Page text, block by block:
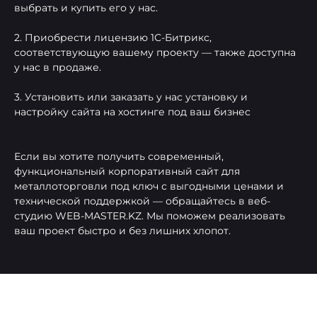
выбрать и купить его у нас.
2. Приобрести лицензию 1С-Битрикс,
соответствующую вашему проекту — также доступна
у нас в продаже.
3. Установить или заказать у нас установку и
настройку сайта на хостинге под ваш бизнес
Если вы хотите получить современный,
функциональный корпоративный сайт для
металлоторговли под ключ с выгодными ценами и
технической поддержкой — обращайтесь в веб-
студию WEB-MASTER.KZ. Мы поможем реализовать
ваш проект быстро и без лишних хлопот.